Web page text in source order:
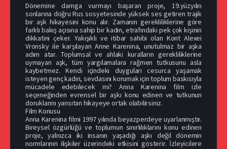
Dönemine damga vurmayı başaran proje, 19.yüzyılın
sonlarına doğru Rus sosyetesinde yüksek ses getiren trajik
bir aşk hikayesini konu alır. Zamanın gerekliliklerine göre
farklı bakış açısına sahip bir kadın, etrafındaki pek çok kişinin
dikkatini çeker. Yakışıklı ve itibar sahibi olan Kont Alexei
Vronsky ile karşılayan Anne Karenina, unutulmaz bir aşka
adım atar. Toplumsal ve ahlaki kuralların gerekliliklerine
uymayan aşk, tüm yargılamalara rağmen tutkusunu asla
kaybetmez. Kendi içindeki duyguları cesurca yaşamak
isteyen genç kadın, sevdasını korumak için toplum baskısıyla
mücadele edebilecek mi? Anna Karenina film izle
seçeneğinden evrensel bir aşkı konu edinen ve tutkunun
doruklarını yansıtan hikayeye ortak olabilirsiniz.
Film Konusu
Anna Karenina filmi 1997 yılında beyazperdeye uyarlanmıştır.
Bireysel özgürlüğü ve toplumun sınırlılıklarını konu edinen
proje, yalnızca iki insanın yaşadığı aşkı değil dönemin
normlarının ilişkiler üzerindeki etkisini gösterir. İzleyicilere